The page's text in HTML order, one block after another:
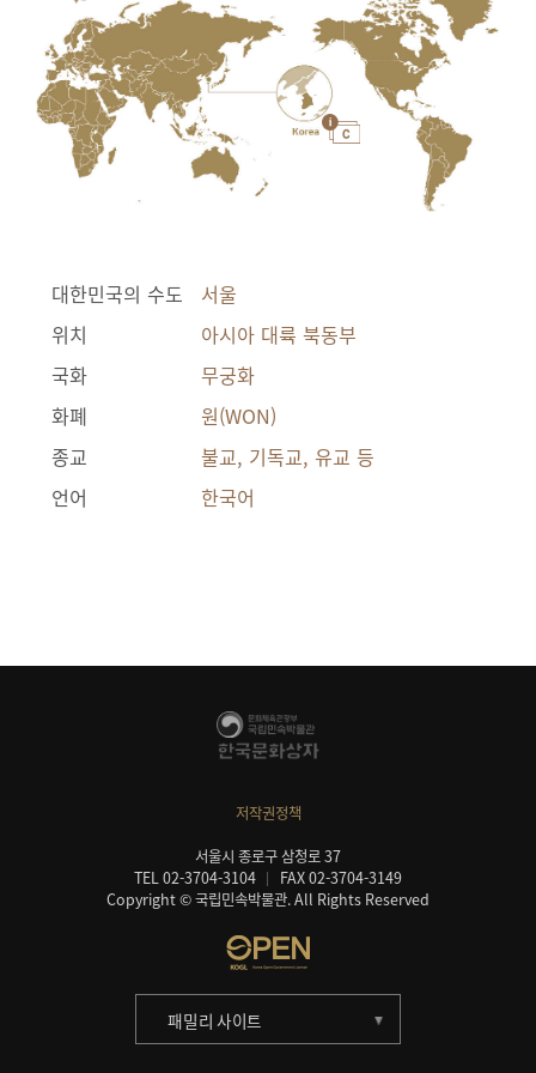
대한민국의 수도
서울
위치
아시아 대륙 북동부
국화
무궁화
화폐
원(WON)
종교
불교, 기독교, 유교 등
언어
한국어
저작권정책
서울시 종로구 삼청로 37
TEL 02-3704-3104
FAX 02-3704-3149
Copyright © 국립민속박물관. All Rights Reserved
패밀리 사이트